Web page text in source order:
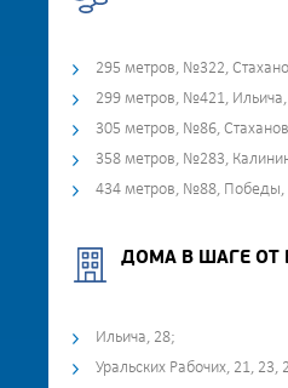
295 метров, №322,
299 метров, №421,
305 метров, №86,
358 метров, №283,
434 метров, №88, Победы,
ДОМА В ШАГЕ ОТ
Ильича, 28;
Уральских Рабочих, 21, 23,